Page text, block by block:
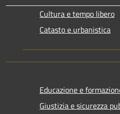
Cultura e tempo libero
Catasto e urbanistica
Educazione e
Giustizia e sicurezza